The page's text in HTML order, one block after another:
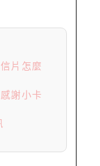
片怎麼
謝小卡